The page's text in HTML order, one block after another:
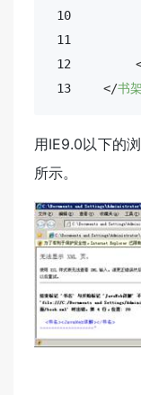
12
13 </书架
用IE9.0以下的
所示。